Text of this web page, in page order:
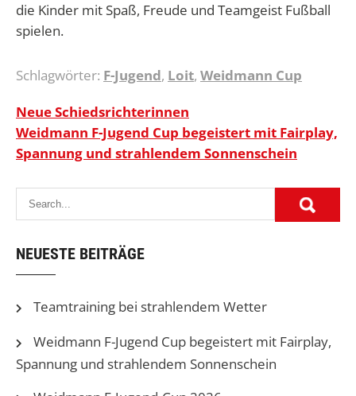
die Kinder mit Spaß, Freude und Teamgeist Fußball
spielen.
Schlagwörter: F-Jugend, Loit, Weidmann Cup
Beitragsnavigation
Neue Schiedsrichterinnen
Weidmann F-Jugend Cup begeistert mit Fairplay,
Spannung und strahlendem Sonnenschein
NEUESTE BEITRÄGE
Teamtraining bei strahlendem Wetter
Weidmann F-Jugend Cup begeistert mit Fairplay,
Spannung und strahlendem Sonnenschein